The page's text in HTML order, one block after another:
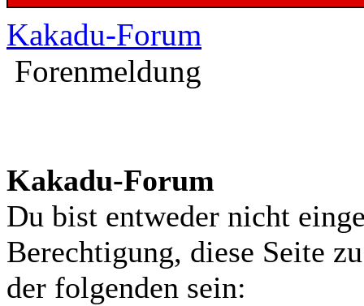
Kakadu-Forum
Forenmeldung
Kakadu-Forum
Du bist entweder nicht
Berechtigung, diese Seite
der folgenden sein: